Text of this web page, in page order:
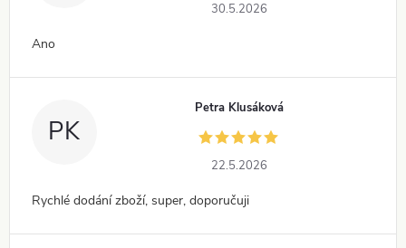
30.5.2026
Ano
PK
Petra Klusáková
22.5.2026
Rychlé dodání zboží, super, doporučuji